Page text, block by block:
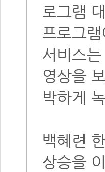
로그램
프로그
서비스
영상을
박하게
백혜련
상승을